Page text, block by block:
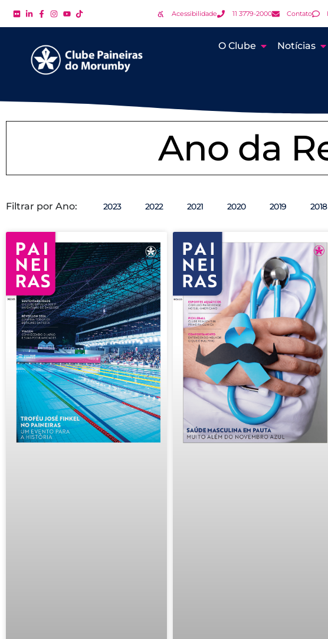
Acessibilidade 11 3779-2000 Contato
O Clube Notícias
Ano da
Filtrar por Ano: 2023 2022 2021 2020 2019 2018